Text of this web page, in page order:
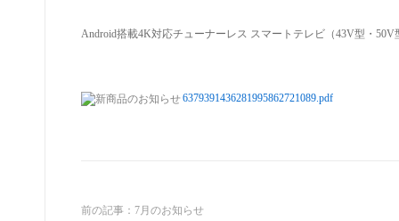
Android搭載4K対応チューナーレス スマートテレビ（43V型・ 50V
6379391436281995862721089.pdf
前の記事： 7月のお知らせ